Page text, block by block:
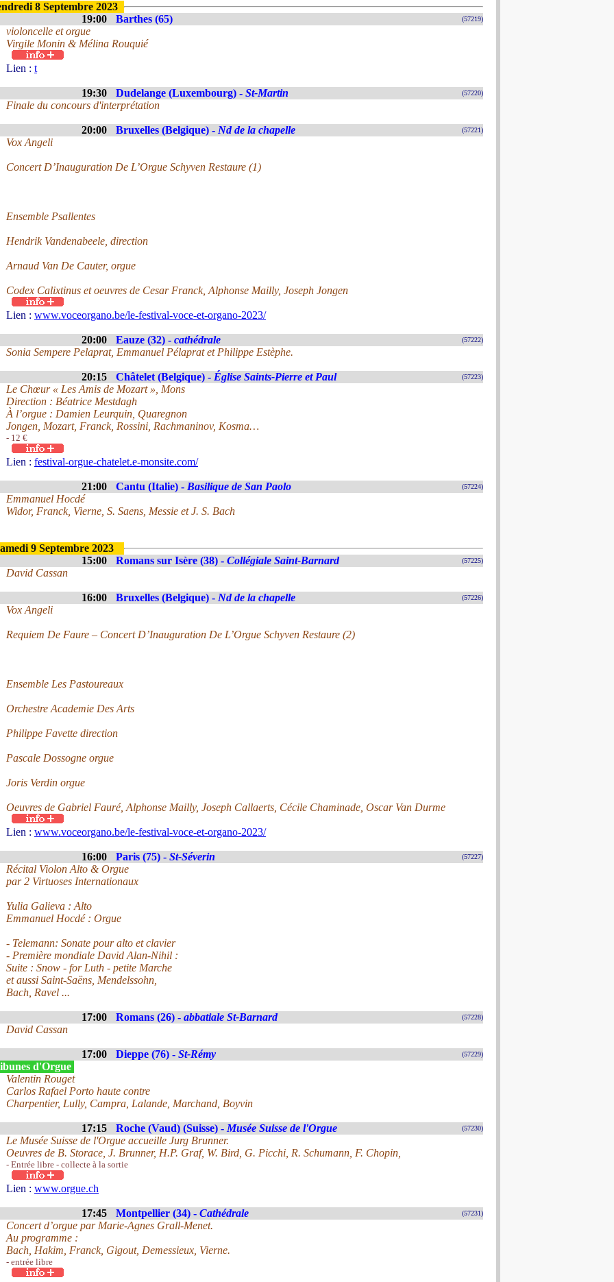
8 Septembre 2023
19:00
Barthes (65) (57219)
violoncelle et orgue
Virgile Monin & Mélina Rouquié
Lien : t
19:30 Dudelange (Luxembourg) - St-Martin (57220)
Finale du concours d'interprétation
20:00 Bruxelles (Belgique) - Nd de la chapelle (57221)
Vox Angeli
Concert D’Inauguration De L’Orgue Schyven Restaure (1)
Ensemble Psallentes
Hendrik Vandenabeele, direction
Arnaud Van De Cauter, orgue
Codex Calixtinus et oeuvres de Cesar Franck, Alphonse Mailly, Joseph Jongen
Lien : www.voceorgano.be/le-festival-voce-et-organo-2023/
20:00 Eauze (32) - cathédrale (57222)
Sonia Sempere Pelaprat, Emmanuel Pélaprat et Philippe Estèphe.
20:15 Châtelet (Belgique) - Église Saints-Pierre et Paul (57223)
Le Chœur « Les Amis de Mozart », Mons
Direction : Béatrice Mestdagh
À l’orgue : Damien Leurquin, Quaregnon
Jongen, Mozart, Franck, Rossini, Rachmaninov, Kosma…
- 12 €
Lien : festival-orgue-chatelet.e-monsite.com/
21:00 Cantu (Italie) - Basilique de San Paolo (57224)
Emmanuel Hocdé
Widor, Franck, Vierne, S. Saens, Messie et J. S. Bach
9 Septembre 2023
15:00
Romans sur Isère (38) - Collégiale Saint-Barnard (57225)
David Cassan
16:00 Bruxelles (Belgique) - Nd de la chapelle (57226)
Vox Angeli
Requiem De Faure – Concert D’Inauguration De L’Orgue Schyven Restaure (2)
Ensemble Les Pastoureaux
Orchestre Academie Des Arts
Philippe Favette direction
Pascale Dossogne orgue
Joris Verdin orgue
Oeuvres de Gabriel Fauré, Alphonse Mailly, Joseph Callaerts, Cécile Chaminade, Oscar Van Durme
Lien : www.voceorgano.be/le-festival-voce-et-organo-2023/
16:00 Paris (75) - St-Séverin (57227)
Récital Violon Alto & Orgue
par 2 Virtuoses Internationaux
Yulia Galieva : Alto
Emmanuel Hocdé : Orgue
- Telemann: Sonate pour alto et clavier
- Première mondiale David Alan-Nihil :
Suite : Snow - for Luth - petite Marche
et aussi Saint-Saëns, Mendelssohn,
Bach, Ravel ...
17:00 Romans (26) - abbatiale St-Barnard (57228)
David Cassan
17:00 Dieppe (76) - St-Rémy (57229)
d'Orgue
Valentin Rouget
Carlos Rafael Porto haute contre
Charpentier, Lully, Campra, Lalande, Marchand, Boyvin
17:15 Roche (Vaud) (Suisse) - Musée Suisse de l'Orgue (57230)
Le Musée Suisse de l'Orgue accueille Jurg Brunner.
Oeuvres de B. Storace, J. Brunner, H.P. Graf, W. Bird, G. Picchi, R. Schumann, F. Chopin,
- Entrée libre - collecte à la sortie
Lien : www.orgue.ch
17:45 Montpellier (34) - Cathédrale (57231)
Concert d’orgue par Marie-Agnes Grall-Menet.
Au programme :
Bach, Hakim, Franck, Gigout, Demessieux, Vierne.
- entrée libre